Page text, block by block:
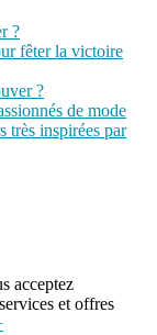
?
fêter la victoire
?
de mode
très inspirées par
acceptez
et offres